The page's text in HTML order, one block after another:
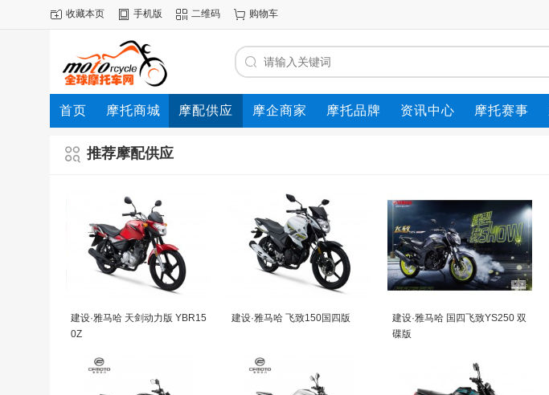
收藏本页 手机版 二维码 购物车
首页 摩托商城 摩配供应 摩企商家 摩托品牌 资讯中心 摩托赛事
动态
推荐摩配供应
建设·雅马哈 天剑动力版 YBR15
0Z
建设·雅马哈 飞致150国四版
建设·雅马哈 国四飞致YS250 双
碟版